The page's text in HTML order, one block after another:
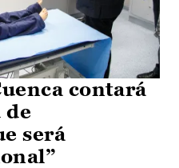
contará
de
será